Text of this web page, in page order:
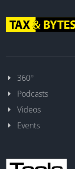
360°
Podcasts
Videos
Events